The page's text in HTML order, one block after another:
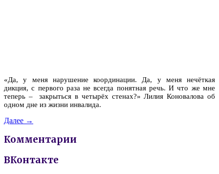
«Да, у меня нарушение координации. Да, у меня нечёткая
дикция, с первого раза не всегда понятная речь. И что же мне
теперь – закрыться в четырёх стенах?» Лилия Коновалова об
одном дне из жизни инвалида.
Далее →
Комментарии
ВКонтакте